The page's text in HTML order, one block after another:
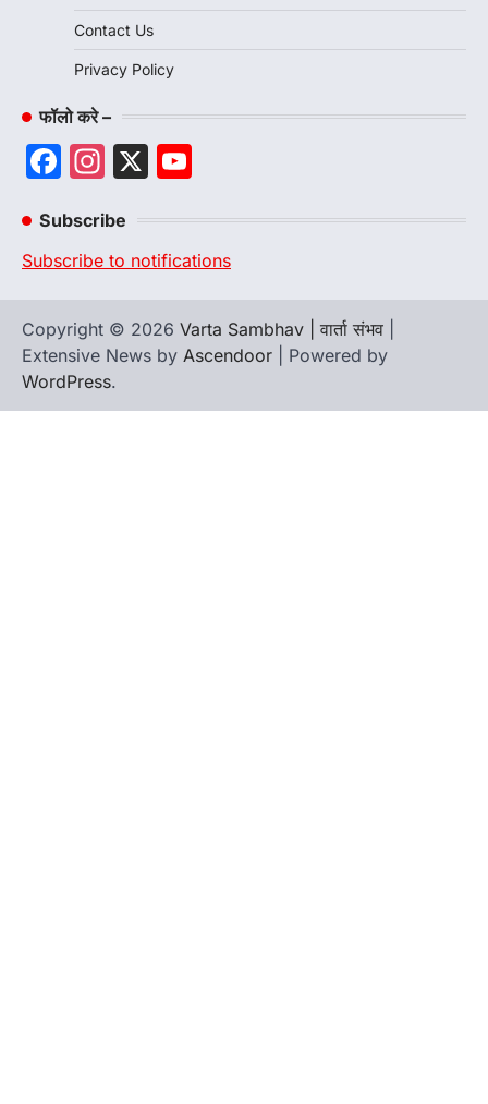
Contact Us
Privacy Policy
फॉलो करे –
Facebook
Instagram
X
Subscribe
Subscribe to notifications
Copyright © 2026 Varta Sambhav | वार्ता संभव
Extensive News by Ascendoor | Powered by
WordPress.